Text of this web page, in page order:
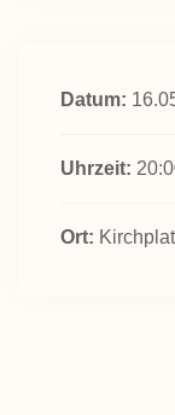
Datum:
Uhrzeit:
Ort: